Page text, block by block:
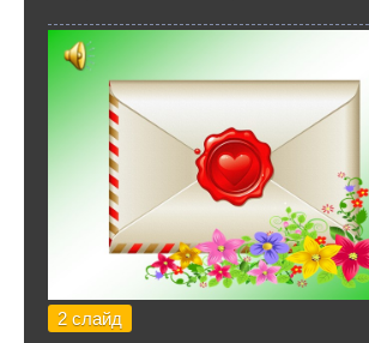
2 слайд